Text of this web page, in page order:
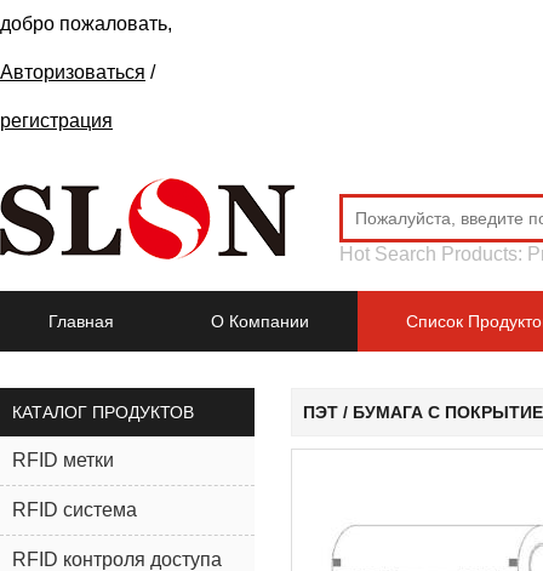
добро пожаловать,
Авторизоваться /
регистрация
Hot Search Products:
Главная О Компании Список
КАТАЛОГ ПРОДУКТОВ
RFID метки
RFID система
RFID контроля доступа
ПЭТ / БУМАГА С